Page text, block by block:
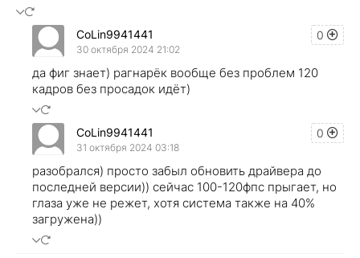
0
CoLin9941441
30 октября 2024 21:02
да фиг знает) рагнарёк вообще без проблем 120
кадров без просадок идёт)
0
CoLin9941441
31 октября 2024 03:18
разобрался) просто забыл обновить драйвера до
последней версии)) сейчас 100-120фпс прыгает, но
глаза уже не режет, хотя система также на 40%
загружена))